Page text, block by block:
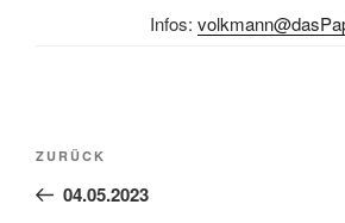
Infos:
Beitragsnavigation
Vorheriger
Beitrag
ZURÜCK
04.05.2023